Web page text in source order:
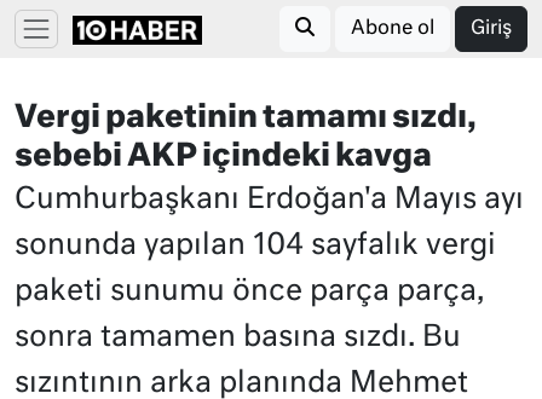
Abone ol Giriş
Vergi paketinin tamamı sızdı,
sebebi AKP içindeki kavga
Cumhurbaşkanı Erdoğan'a Mayıs ayı
sonunda yapılan 104 sayfalık vergi
paketi sunumu önce parça parça,
sonra tamamen basına sızdı. Bu
sızıntının arka planında Mehmet